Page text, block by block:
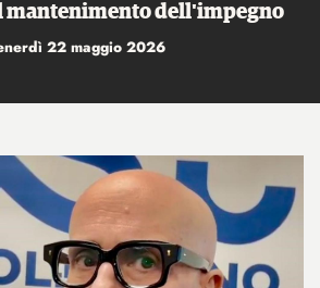
mantenimento dell'impegno
22 maggio 2026